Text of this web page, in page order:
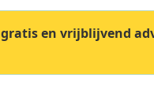
gratis en vrijblijvend